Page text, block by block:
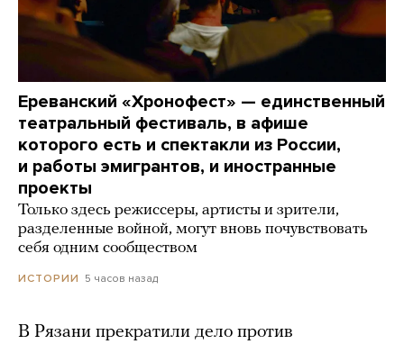
Ереванский «Хронофест» — единственный
театральный фестиваль, в афише
которого есть и спектакли из России,
и работы эмигрантов, и иностранные
проекты
Только здесь режиссеры, артисты и зрители,
разделенные войной, могут вновь почувствовать
себя одним сообществом
ИСТОРИИ 5 часов назад
В Рязани прекратили дело против